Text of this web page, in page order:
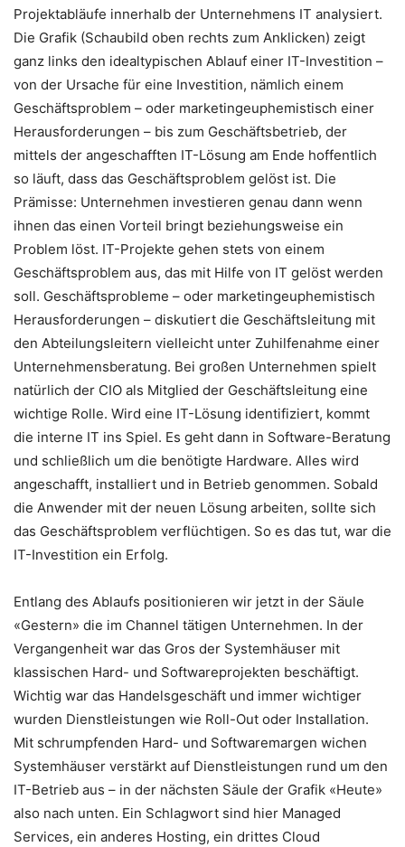
Projektabläufe innerhalb der Unternehmens IT analysiert.
Die Grafik (Schaubild oben rechts zum Anklicken) zeigt
ganz links den idealtypischen Ablauf einer IT-Investition –
von der Ursache für eine Investition, nämlich einem
Geschäftsproblem – oder marketingeuphemistisch einer
Herausforderungen – bis zum Geschäftsbetrieb, der
mittels der angeschafften IT-Lösung am Ende hoffentlich
so läuft, dass das Geschäftsproblem gelöst ist. Die
Prämisse: Unternehmen investieren genau dann wenn
ihnen das einen Vorteil bringt beziehungsweise ein
Problem löst. IT-Projekte gehen stets von einem
Geschäftsproblem aus, das mit Hilfe von IT gelöst werden
soll. Geschäftsprobleme – oder marketingeuphemistisch
Herausforderungen – diskutiert die Geschäftsleitung mit
den Abteilungsleitern vielleicht unter Zuhilfenahme einer
Unternehmensberatung. Bei großen Unternehmen spielt
natürlich der CIO als Mitglied der Geschäftsleitung eine
wichtige Rolle. Wird eine IT-Lösung identifiziert, kommt
die interne IT ins Spiel. Es geht dann in Software-Beratung
und schließlich um die benötigte Hardware. Alles wird
angeschafft, installiert und in Betrieb genommen. Sobald
die Anwender mit der neuen Lösung arbeiten, sollte sich
das Geschäftsproblem verflüchtigen. So es das tut, war die
IT-Investition ein Erfolg.
Entlang des Ablaufs positionieren wir jetzt in der Säule
«Gestern» die im Channel tätigen Unternehmen. In der
Vergangenheit war das Gros der Systemhäuser mit
klassischen Hard- und Softwareprojekten beschäftigt.
Wichtig war das Handelsgeschäft und immer wichtiger
wurden Dienstleistungen wie Roll-Out oder Installation.
Mit schrumpfenden Hard- und Softwaremargen wichen
Systemhäuser verstärkt auf Dienstleistungen rund um den
IT-Betrieb aus – in der nächsten Säule der Grafik «Heute»
also nach unten. Ein Schlagwort sind hier Managed
Services, ein anderes Hosting, ein drittes Cloud